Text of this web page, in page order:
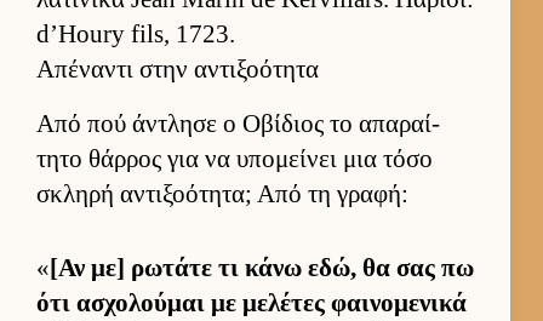
d’Houry fils, 1723.
Απέναντι στην αντιξοότητα
Από πού άντλησε ο Οβίδιος το απαραί­
τητο θάρ­ρος για να υπομεί­νει μια τόσο
σκληρή αντιξοότητα; Από τη γραφή:
«[Αν με] ρωτάτε τι κάνω εδώ, θα σας πω
ότι ασχολού­μαι με μελέτες φαι­νομενικά